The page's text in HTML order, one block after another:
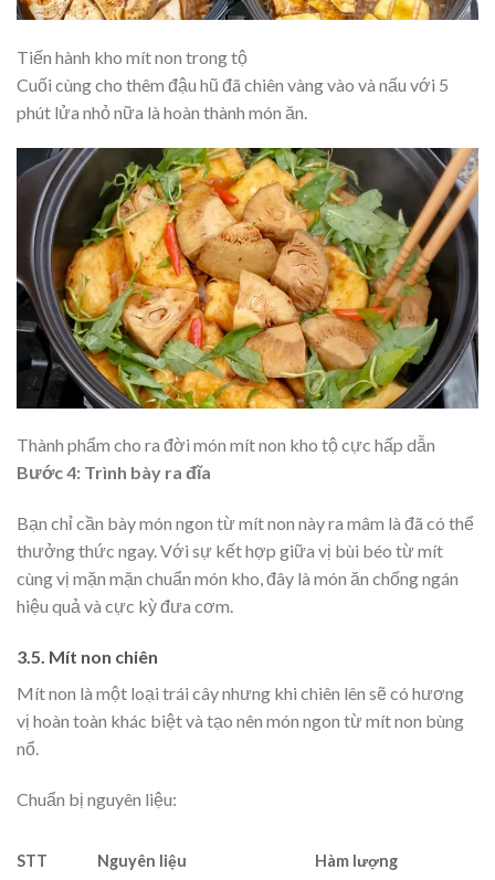
Tiến hành kho mít non trong tộ
Cuối cùng cho thêm đậu hũ đã chiên vàng vào và nấu với 5
phút lửa nhỏ nữa là hoàn thành món ăn.
Thành phẩm cho ra đời món mít non kho tộ cực hấp dẫn
Bước 4: Trình bày ra đĩa
Bạn chỉ cần bày món ngon từ mít non này ra mâm là đã có thể
thưởng thức ngay. Với sự kết hợp giữa vị bùi béo từ mít
cùng vị mặn mặn chuẩn món kho, đây là món ăn chống ngán
hiệu quả và cực kỳ đưa cơm.
3.5. Mít non chiên
Mít non là một loại trái cây nhưng khi chiên lên sẽ có hương
vị hoàn toàn khác biệt và tạo nên món ngon từ mít non bùng
nổ.
Chuẩn bị nguyên liệu:
STT Nguyên liệu Hàm lượng